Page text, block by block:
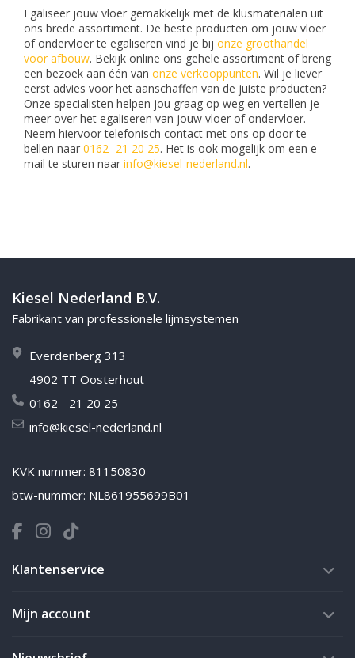
Egaliseer jouw vloer gemakkelijk met de klusmaterialen uit
ons brede assortiment. De beste producten om jouw vloer
of ondervloer te egaliseren vind je bij onze groothandel
voor afbouw. Bekijk online ons gehele assortiment of breng
een bezoek aan één van onze verkooppunten. Wil je liever
eerst advies voor het aanschaffen van de juiste producten?
Onze specialisten helpen jou graag op weg en vertellen je
meer over het egaliseren van jouw vloer of ondervloer.
Neem hiervoor telefonisch contact met ons op door te
bellen naar 0162 -21 20 25. Het is ook mogelijk om een e-
mail te sturen naar info@kiesel-nederland.nl.
Kiesel Nederland B.V.
Fabrikant van professionele lijmsystemen
Everdenberg 313
4902 TT Oosterhout
0162 - 21 20 25
info@kiesel-nederland.nl
KVK nummer: 81150830
btw-nummer: NL861955699B01
Klantenservice
Mijn account